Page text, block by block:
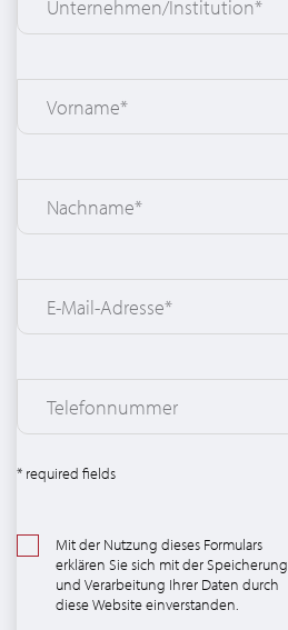
* required fields
Mit der Nutzung dieses Formulars
erklären Sie sich mit der Speicherung
und Verarbeitung Ihrer Daten durch
diese Website einverstanden.